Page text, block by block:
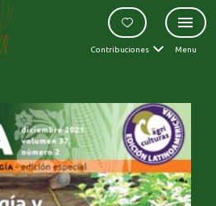
Contribuciones Menu